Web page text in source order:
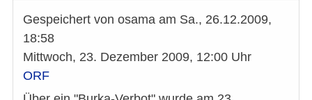
Gespeichert von osama am Sa., 26.12.2009,
18:58
Mittwoch, 23. Dezember 2009, 12:00 Uhr
ORF